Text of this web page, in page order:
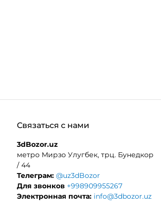
Связаться с нами
3dBozor.uz
метро Мирзо Улугбек, трц. Бунедкор
/ 44
Телеграм: @uz3dBozor
Для звонков +998909955267
Электронная почта: info@3dbozor.uz